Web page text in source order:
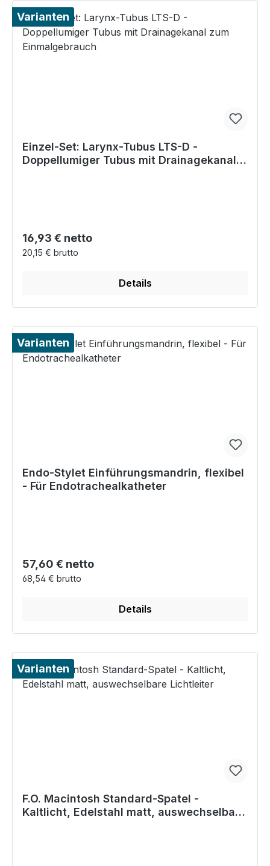
Varianten
Einzel-Set: Larynx-Tubus LTS-D -
Doppellumiger Tubus mit Drainagekanal
Regulärer Preis:
16,93 € netto
20,15 € brutto
Details
Varianten
Endo-Stylet Einführungsmandrin, flexibel
- Für Endotrachealkatheter
Regulärer Preis:
57,60 € netto
68,54 € brutto
Details
Varianten
F.O. Macintosh Standard-Spatel -
Kaltlicht, Edelstahl matt, auswechselbare